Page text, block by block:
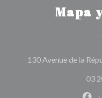
Mapa
130 Avenue de la
03